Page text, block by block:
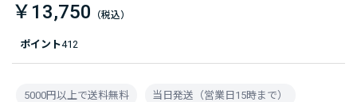
ポイント412
￥13,750
5000円以上で送料無料 当日発送（営業日15時まで）